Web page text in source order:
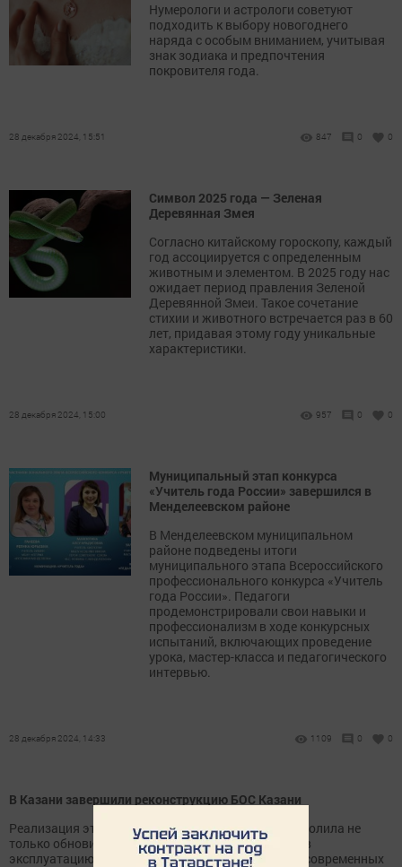
Нумерологи и астрологи советуют
подходить к выбору новогоднего
наряда с особым вниманием, учитывая
знак зодиака и предпочтения
покровителя года.
28 декабря 2024, 15:51 847 0 0
Символ 2025 года — Зеленая
Деревянная Змея
Согласно китайскому гороскопу, каждый
год ассоциируется с определенным
животным и элементом. В 2025 году нас
ожидает период правления Зеленой
Деревянной Змеи. Такое сочетание
стихии и животного встречается раз в 60
лет, придавая этому году уникальные
характеристики.
28 декабря 2024, 15:00 957 0 0
Муниципальный этап конкурса
«Учитель года России» завершился в
Менделеевском районе
В Менделеевском муниципальном
районе подведены итоги
муниципального этапа Всероссийского
профессионального конкурса «Учитель
года России». Педагоги
продемонстрировали свои навыки и
профессионализм в ходе конкурсных
испытаний, включающих проведение
урока, мастер-класса и педагогического
интервью.
28 декабря 2024, 14:33 1109 0 0
В Казани завершили реконструкцию БОС Казани
Реализация этой масштабной реконструкции позволила не
только обновить более 50 объектов, запущенных в
эксплуатацию в 20 веке, но и построить 13 новых современных